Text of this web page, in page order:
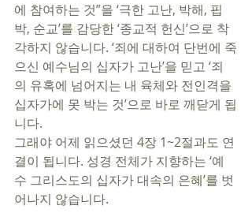
에 참여하는 것”을 ‘극한 고난, 박해, 핍
박, 순교’를 감당한 ‘종교적 헌신’으로 착
각하지 않습니다. ‘죄에 대하여 단번에 죽
으신 예수님의 십자가 고난’을 믿고 ‘죄
의 유혹에 넘어지는 내 육체와 전인격을
십자가에 못 박는 것’으로 바로 깨닫게 됩
니다.
그래야 어제 읽으셨던 4장 1~2절과도 연
결이 됩니다. 성경 전체가 지향하는 ‘예
수 그리스도의 십자가 대속의 은혜’를 벗
어나지 않습니다.